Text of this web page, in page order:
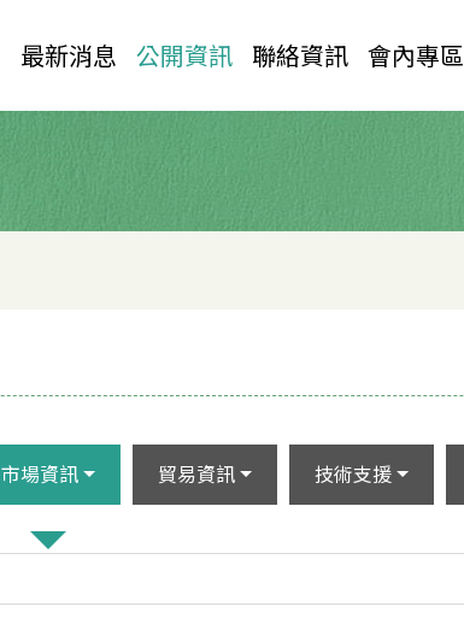
最新消息 公開資訊 聯絡資訊 會內專區
市場資訊 貿易資訊 技術支援